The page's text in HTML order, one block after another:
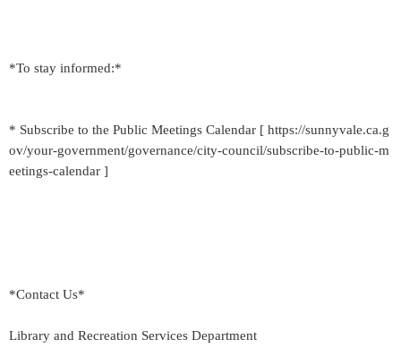
*To stay informed:*
* Subscribe to the Public Meetings Calendar [ https://sunnyvale.ca.g
ov/your-government/governance/city-council/subscribe-to-public-m
eetings-calendar ]
*Contact Us*
Library and Recreation Services Department